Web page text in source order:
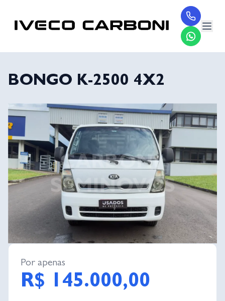
BONGO K-2500 4X2
Por apenas
R$ 145.000,00